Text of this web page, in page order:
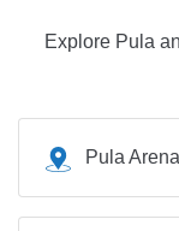
Explore Pula
Pula Arena